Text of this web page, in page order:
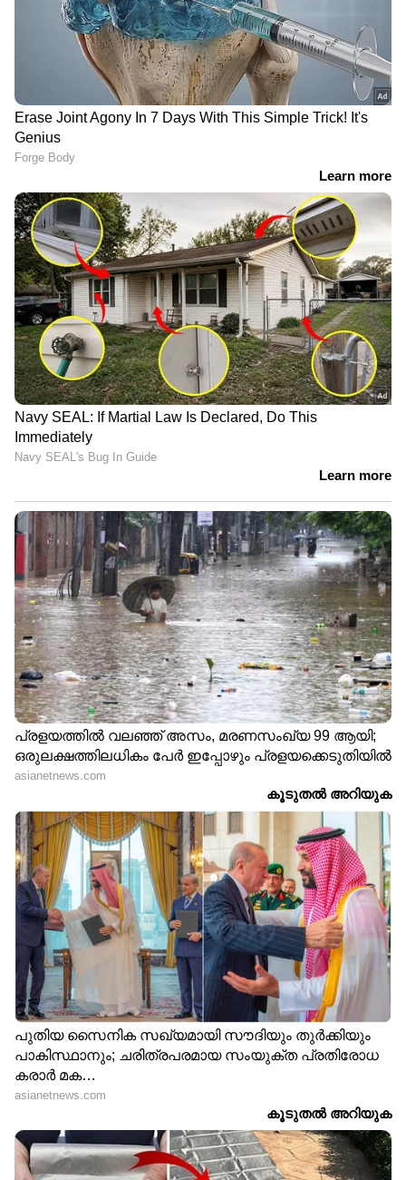
ഏത് സമയത്തും, എവിടെയും
വിശ്വസനീയമായ വാർത്തകൾ ലഭിക്കാൻ
Asianet News Malayalam
ABOUT THE AUTHOR
WDWeb Desk
കേരളം
Follow Us
DOWNLOAD APP
RECOMMENDED STORIES
മോഡലിംഗിന്റെ മറവിൽ
സെക്സ് റാക്കറ്റ്;
സിന്ധുവിനെതിരെ
നിർണായക തെളിവ്,
പെൺകുട്ടികളുടെ
ചിത്രങ്ങൾ അയച്ചുള്ള
വിലപേശലിന്‍റെ സ്ക്രീൻ
ഷോട്ടുകൾ കണ്ടെത്തി
ഭാര്യയെ
കുത്തിപ്പരിക്കേൽപ്പിച്ച്
ഭർത്താവ്, തടുക്കാൻ
ശ്രമിച്ച ബന്ധുക്കൾക്കും
കുത്തേറ്റു; സംഭവം
ഒറ്റപ്പാലത്ത്
പാകത്തിൽ തുരന്ന ഭിത്തി,
ആൾ അകത്തുകടന്നത്
വൻ ആസൂത്രണത്തോടെ,
ടവറിന് മുകളിൽ കയറി
ആത്മഹത്യ ഭീഷണി
മുഴക്കി യുവാവ്, ഒടുവിൽ
ഇറങ്ങാനാകാതെ കുടുങ്ങി,